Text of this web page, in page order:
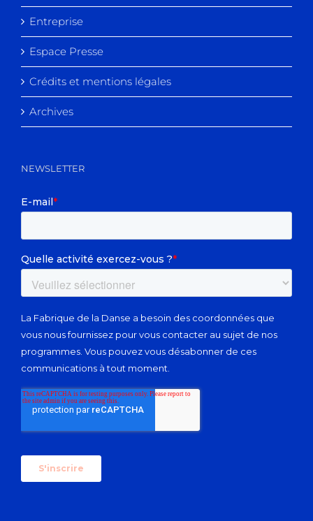
Entreprise
Espace Presse
Crédits et mentions légales
Archives
NEWSLETTER